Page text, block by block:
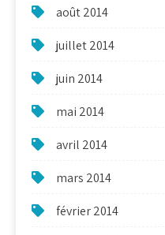
août 2014
juillet 2014
juin 2014
mai 2014
avril 2014
mars 2014
février 2014